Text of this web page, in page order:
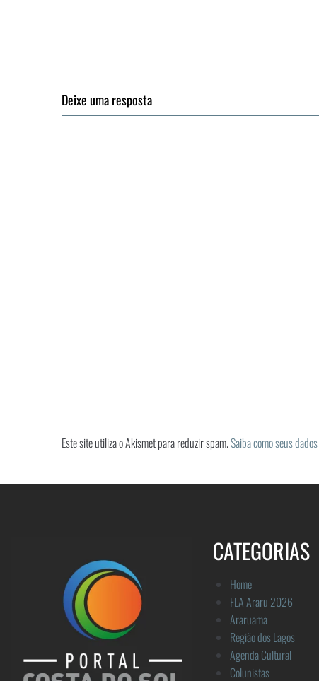
Deixe uma resposta
Este site utiliza o Akismet para reduzir spam.Saiba como seus
CATEGORIAS
Home
FLA Araru 2026
Araruama
Região dos Lagos
Agenda Cultural
Colunistas